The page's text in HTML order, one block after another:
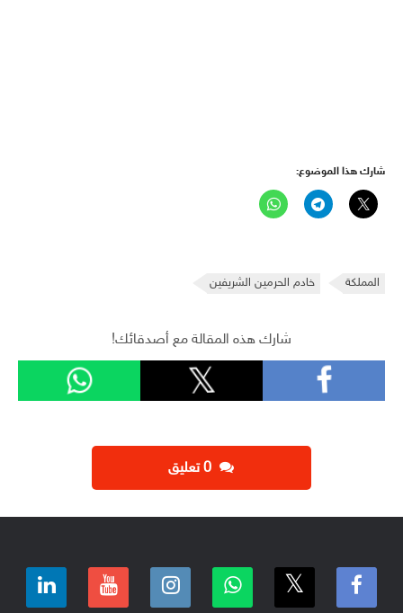
شارك هذا الموضوع:
المملكة خادم الحرمين الشريفين
شارك هذه المقالة مع أصدقائك!